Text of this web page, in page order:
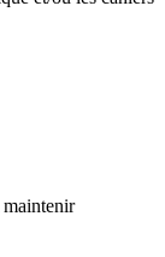
maintenir